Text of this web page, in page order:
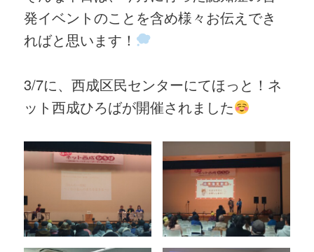
発イベントのことを含め様々お伝えでき
ればと思います！
3/7に、西成区民センターにてほっと！ネ
ット西成ひろばが開催されました